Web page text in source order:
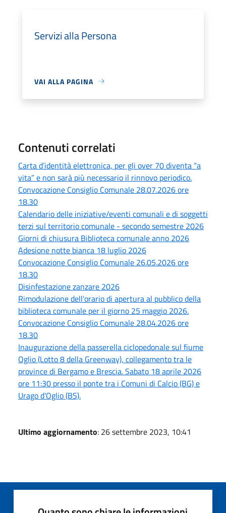
Servizi alla Persona
VAI ALLA PAGINA
Contenuti correlati
Carta d’identità elettronica, per gli over 70 diventa “a
vita” e non sarà più necessario il rinnovo periodico.
Convocazione Consiglio Comunale 28.07.2026 ore
18.30
Calendario delle iniziative/eventi comunali e di soggetti
terzi sul territorio comunale - secondo semestre 2026
Giorni di chiusura Biblioteca comunale anno 2026
Adesione notte bianca 18 luglio 2026
Convocazione Consiglio Comunale 26.05.2026 ore
18.30
Disinfestazione zanzare 2026
Rimodulazione dell'orario di apertura al pubblico della
biblioteca comunale per il giorno 25 maggio 2026.
Convocazione Consiglio Comunale 28.04.2026 ore
18.30
Inaugurazione della passerella ciclopedonale sul fiume
Oglio (Lotto 8 della Greenway), collegamento tra le
province di Bergamo e Brescia. Sabato 18 aprile 2026
ore 11:30 presso il ponte tra i Comuni di Calcio (BG) e
Urago d'Oglio (BS).
Ultimo aggiornamento: 26 settembre 2023, 10:41